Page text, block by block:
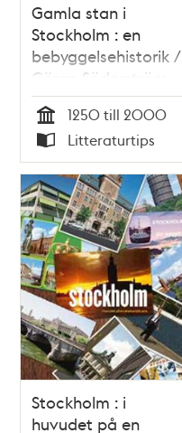
Gamla stan i
Stockholm : en
bebyggelsehistorik /
Göran Söderström,
Margareta Cramér
Tid
1250 till 2000
Typ
Litteraturtips
Stockholm : i
huvudet på en